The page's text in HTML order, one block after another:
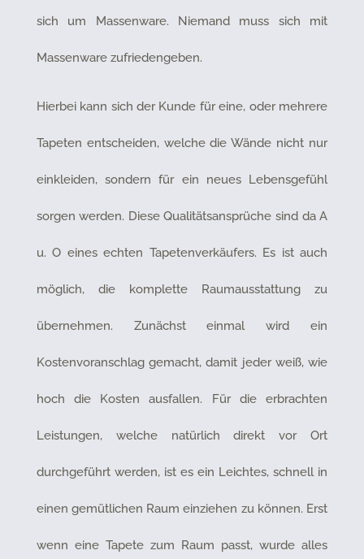
sich um Massenware. Niemand muss sich mit
Massenware zufriedengeben.
Hierbei kann sich der Kunde für eine, oder mehrere
Tapeten entscheiden, welche die Wände nicht nur
einkleiden, sondern für ein neues Lebensgefühl
sorgen werden. Diese Qualitätsansprüche sind da A
u. O eines echten Tapetenverkäufers. Es ist auch
möglich, die komplette Raumausstattung zu
übernehmen. Zunächst einmal wird ein
Kostenvoranschlag gemacht, damit jeder weiß, wie
hoch die Kosten ausfallen. Für die erbrachten
Leistungen, welche natürlich direkt vor Ort
durchgeführt werden, ist es ein Leichtes, schnell in
einen gemütlichen Raum einziehen zu können. Erst
wenn eine Tapete zum Raum passt, wurde alles